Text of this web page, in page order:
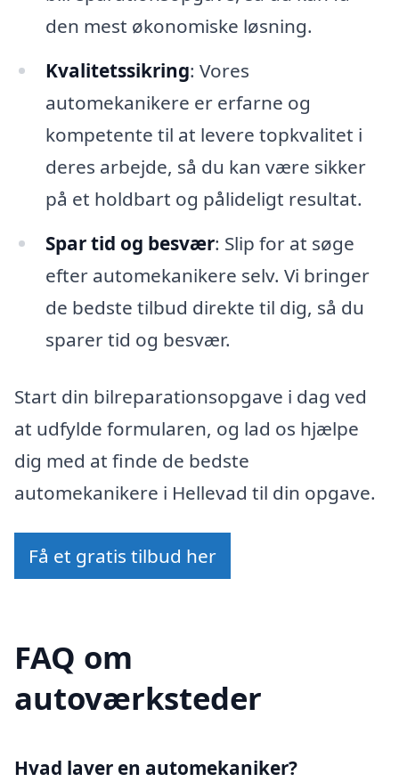
den mest økonomiske løsning.
Kvalitetssikring: Vores
automekanikere er erfarne og
kompetente til at levere topkvalitet i
deres arbejde, så du kan være sikker
på et holdbart og pålideligt resultat.
Spar tid og besvær: Slip for at søge
efter automekanikere selv. Vi bringer
de bedste tilbud direkte til dig, så du
sparer tid og besvær.
Start din bilreparationsopgave i dag ved
at udfylde formularen, og lad os hjælpe
dig med at finde de bedste
automekanikere i Hellevad til din opgave.
Få et gratis tilbud her
FAQ om
autoværksteder
Hvad laver en automekaniker?